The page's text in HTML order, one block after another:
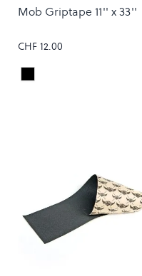
Mob Griptape 11'' x 33''
CHF 12.00
Colour
Black